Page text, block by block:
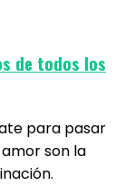
de todos los
para pasar
son la